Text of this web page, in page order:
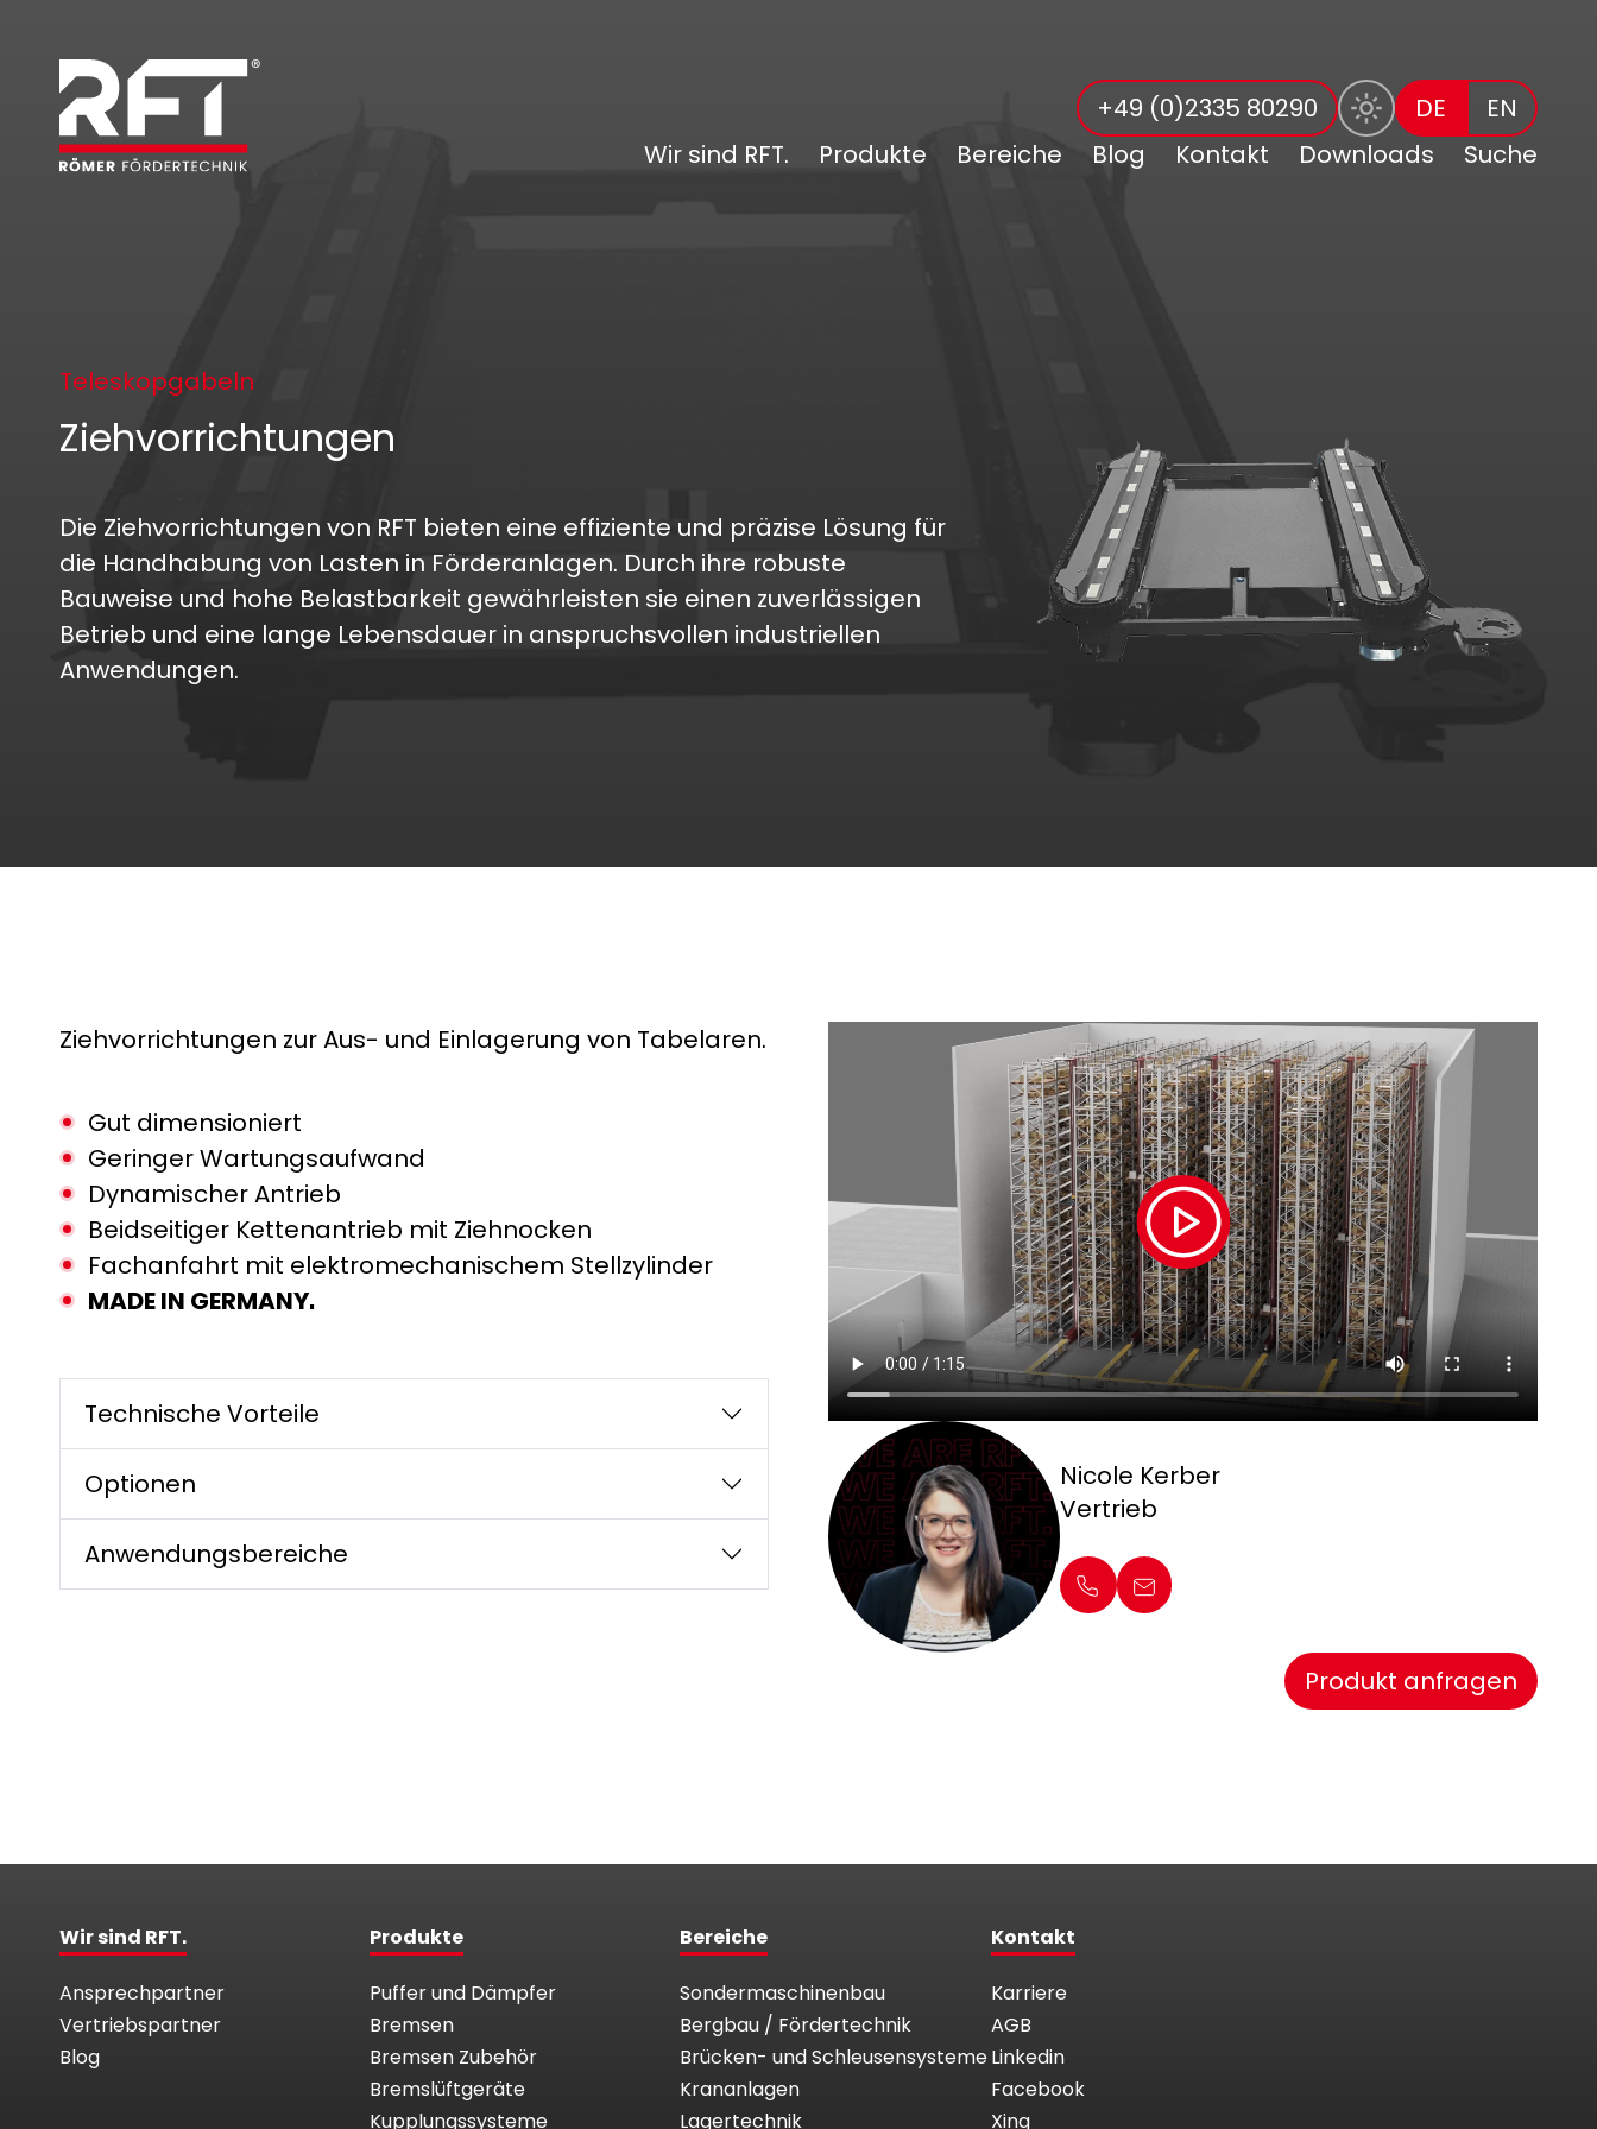
+49 (0)2335 80290 DE
EN
Wir sind RFT.
Produkte Bereiche Blog Kontakt Downloads Suche
Teleskopgabeln
Ziehvorrichtungen
Die Ziehvorrichtungen von RFT bieten eine effiziente und präzise Lösung für
die Handhabung von Lasten in Förderanlagen. Durch ihre robuste
Bauweise und hohe Belastbarkeit gewährleisten sie einen zuverlässigen
Betrieb und eine lange Lebensdauer in anspruchsvollen industriellen
Anwendungen.
Ziehvorrichtungen zur Aus- und Einlagerung von Tabelaren.
Gut dimensioniert
Geringer Wartungsaufwand
Dynamischer Antrieb
Beidseitiger Kettenantrieb mit Ziehnocken
Fachanfahrt mit elektromechanischem Stellzylinder
MADE IN GERMANY.
Technische Vorteile
Optionen
Anwendungsbereiche
Nicole Kerber
Vertrieb
Produkt anfragen
Wir sind RFT.
Ansprechpartner
Vertriebspartner
Blog
Produkte
Puffer und Dämpfer
Bremsen
Bremsen Zubehör
Bremslüftgeräte
Kupplungssysteme
Bereiche
Sondermaschinenbau
Bergbau / Fördertechnik
Brücken- und Schleusensysteme
Krananlagen
Lagertechnik
Kontakt
Karriere
AGB
Linkedin
Facebook
Xing